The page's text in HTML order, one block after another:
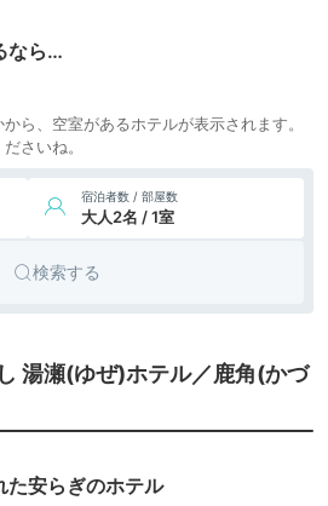
なら…
ら、空室があるホテルが表示されます。
さいね。
宿泊者数 / 部屋数
大人2名 / 1室
検索する
湯瀬(ゆぜ)ホテル／鹿角(かづ
た安らぎのホテル